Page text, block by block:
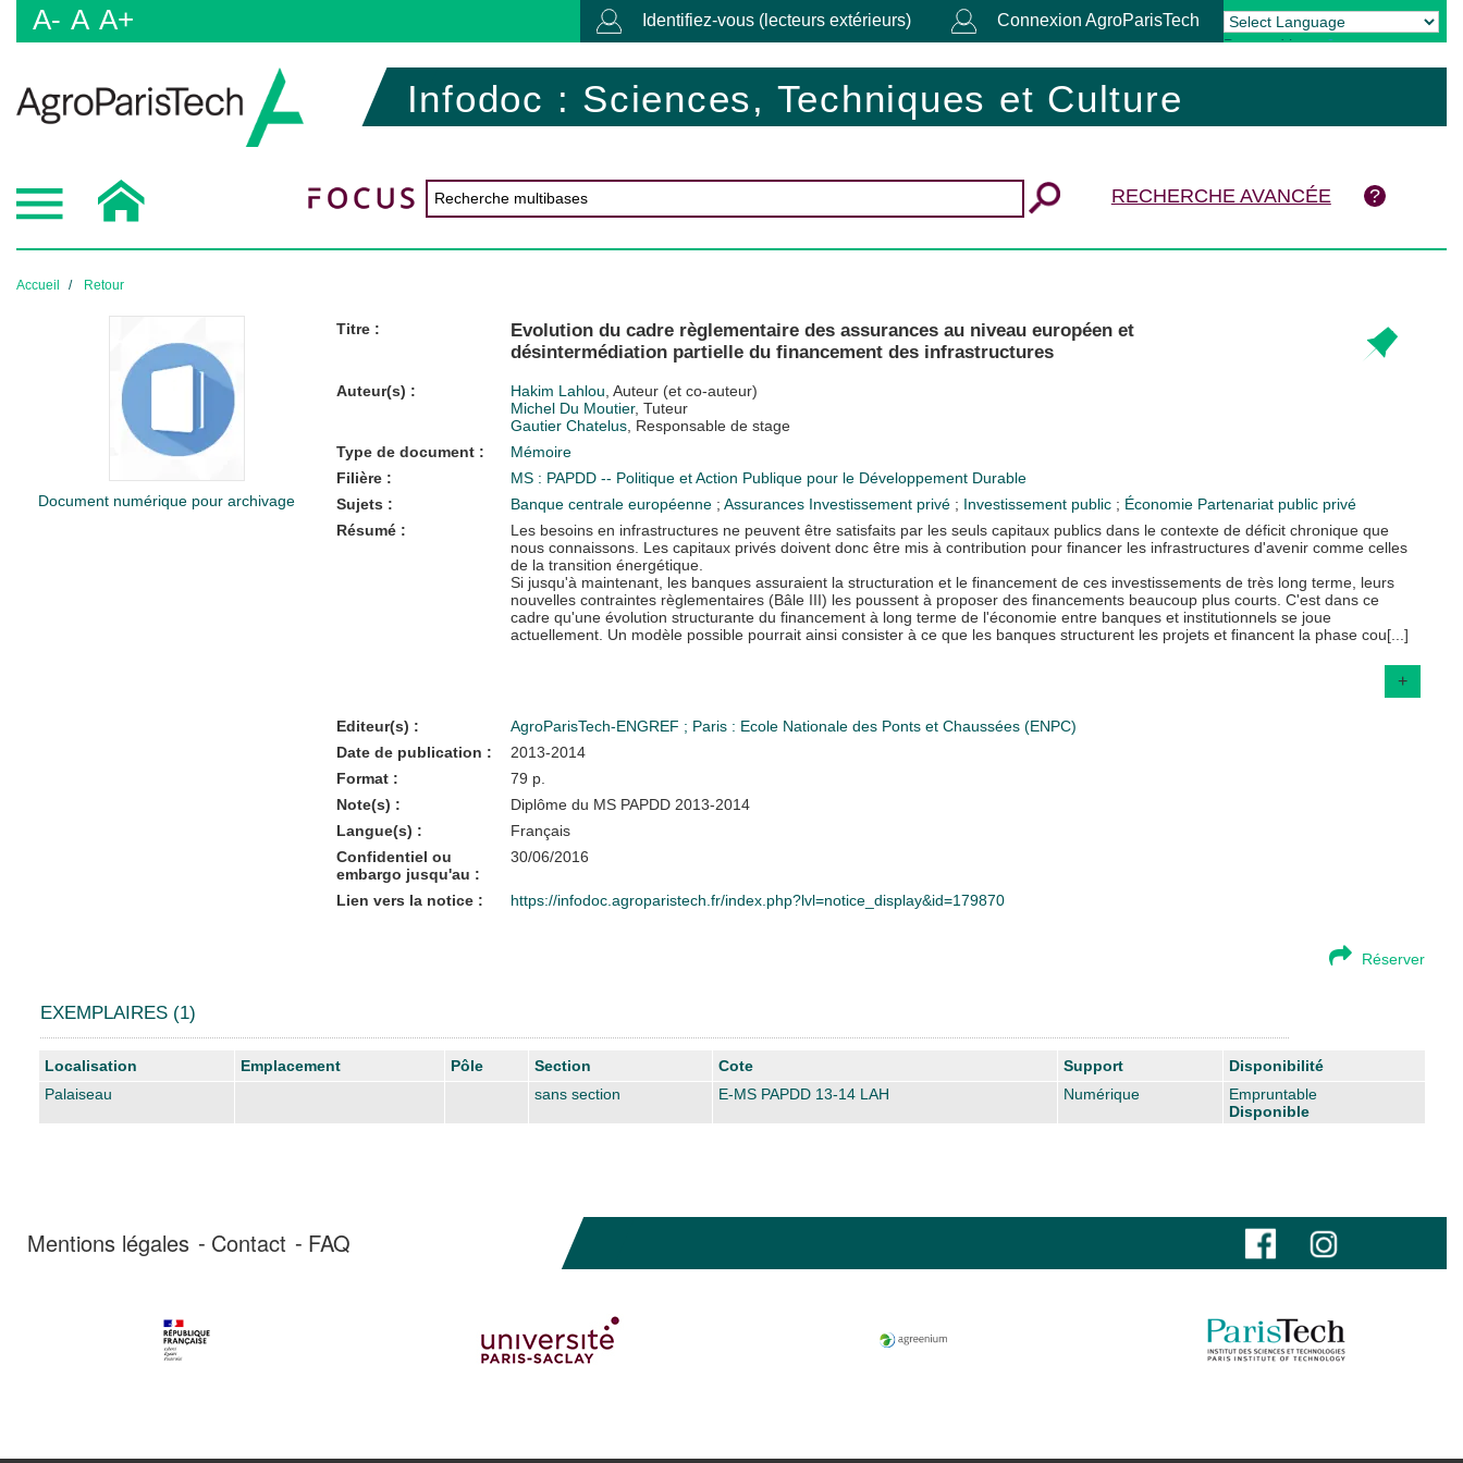
A- A A+ Identifiez-vous (lecteurs extérieurs) Connexion AgroParisTech
Powered by Translate
Infodoc : Sciences, Techniques et Culture
RECHERCHE AVANCÉE
Accueil Retour
Document numérique pour archivage
Titre :
Evolution du cadre règlementaire des assurances au niveau européen et
désintermédiation partielle du financement des infrastructures
Auteur(s) : Hakim Lahlou , Auteur (et co-auteur)
Michel Du Moutier, Tuteur
Gautier Chatelus, Responsable de stage
Type de document :
Mémoire
Filière :
MS : PAPDD -- Politique et Action Publique pour le Développement Durable
Sujets :
Banque centrale européenne ; Assurances Investissement privé ; Investissement public ; Économie Partenariat public privé
Résumé :
Les besoins en infrastructures ne peuvent être satisfaits par les seuls capitaux publics dans le contexte de déficit chronique que
nous connaissons. Les capitaux privés doivent donc être mis à contribution pour financer les infrastructures d'avenir comme celles
de la transition énergétique.
Si jusqu'à maintenant, les banques assuraient la structuration et le financement de ces investissements de très long terme, leurs
nouvelles contraintes règlementaires (Bâle III) les poussent à proposer des financements beaucoup plus courts. C'est dans ce
cadre qu'une évolution structurante du financement à long terme de l'économie entre banques et institutionnels se joue
actuellement. Un modèle possible pourrait ainsi consister à ce que les banques structurent les projets et financent la phase cou[...]
+
Editeur(s) : AgroParisTech-ENGREF ; Paris : Ecole Nationale des Ponts et Chaussées (ENPC)
Date de publication :
2013-2014
Format :
79 p.
Note(s) :
Diplôme du MS PAPDD 2013-2014
Langue(s) :
Français
Confidentiel ou
embargo jusqu'au :
30/06/2016
Lien vers la notice : https://infodoc.agroparistech.fr/index.php?lvl=notice_display&id=179870
Réserver
EXEMPLAIRES (1)
Liste des exemplaires
Localisation Emplacement Pôle Section Cote Support
Disponibilité
Palaiseau
sans section E-MS PAPDD 13-14 LAH Numérique
Empruntable
Disponible
Mentions légales Contact FAQ